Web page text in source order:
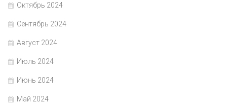
Октябрь 2024
Сентябрь 2024
Август 2024
Июль 2024
Июнь 2024
Май 2024